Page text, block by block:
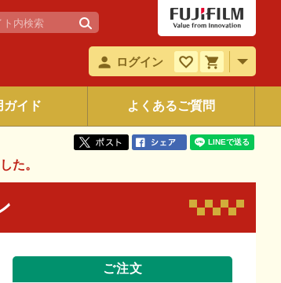
ログイン
ガイド よくあるご質問
た。
ご注文